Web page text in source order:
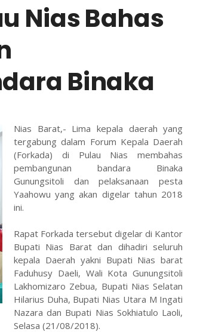
Nias Bahas
Binaka
Nias Barat,- Lima kepala daerah yang
tergabung dalam Forum Kepala Daerah
(Forkada) di Pulau Nias membahas
pembangunan bandara Binaka
Gunungsitoli dan pelaksanaan pesta
Yaahowu yang akan digelar tahun 2018
ini.
Rapat Forkada tersebut digelar di Kantor
Bupati Nias Barat dan dihadiri seluruh
kepala Daerah yakni Bupati Nias barat
Faduhusy Daeli, Wali Kota Gunungsitoli
Lakhomizaro Zebua, Bupati Nias Selatan
Hilarius Duha, Bupati Nias Utara M Ingati
Nazara dan Bupati Nias Sokhiatulo Laoli,
Selasa (21/08/2018).